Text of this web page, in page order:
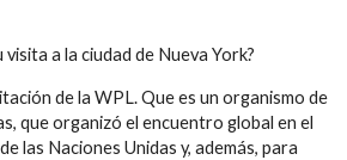
a la ciudad de Nueva York?
de la WPL. Que es un organismo de
que organizó el encuentro global en el
las Naciones Unidas y, además, para